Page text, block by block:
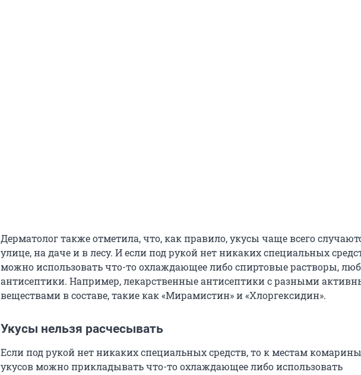
Дерматолог также отметила, что, как правило, укусы чаще всего
улице, на даче и в лесу. И если под рукой нет никаких специальных
можно использовать что-то охлаждающее либо спиртовые растворы,
антисептики. Например, лекарственные антисептики с разными
веществами в составе, такие как «Мирамистин» и «Хлоргексидин».
Укусы нельзя расчесывать
Если под рукой нет никаких специальных средств, то к местам
укусов можно прикладывать что-то охлаждающее либо использовать